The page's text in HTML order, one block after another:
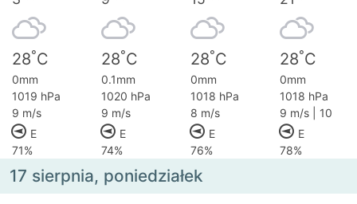
28°C 28°C 28°C 28°C
0mm 0.1mm 0mm
0mm
1019 hPa
1020 hPa 1018 hPa
1018 hPa
9 m/s
9 m/s 8 m/s
9 m/s | 10
E
E E
E
71%
74% 76% 78%
17 sierpnia, poniedziałek